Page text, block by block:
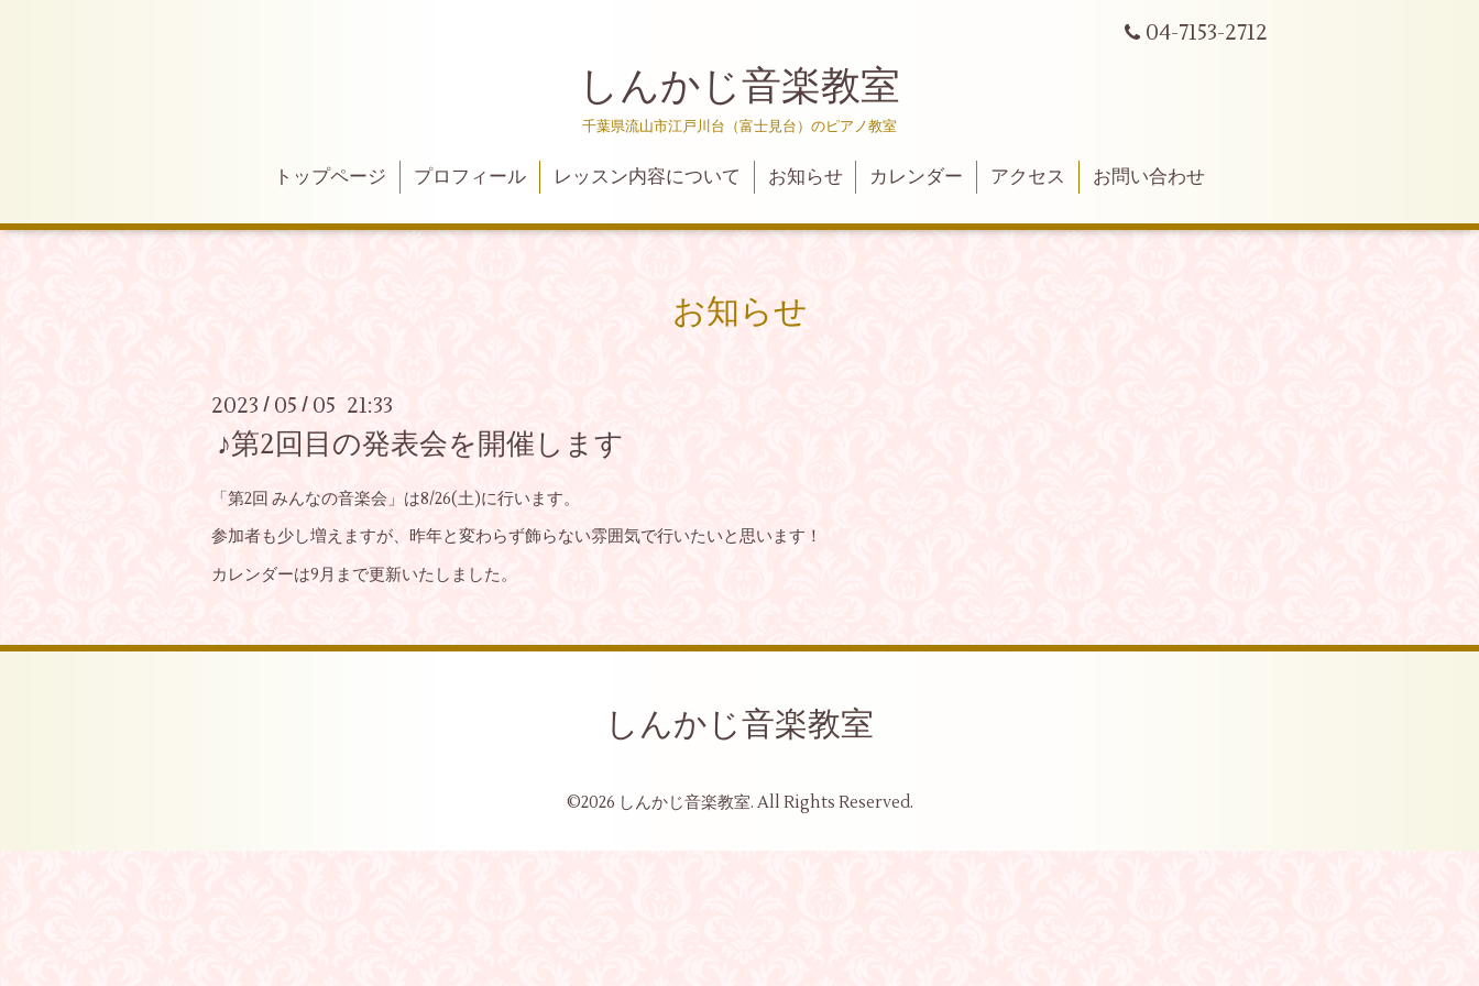
04-7153-2712
しんかじ音楽教室
千葉県流山市江戸川台（富士見台）のピアノ教室
トップページ プロフィール レッスン内容について お知らせ カレンダー アクセス お問い合わせ
お知らせ
2023 / 05 / 05 21:33
♪第2回目の発表会を開催します
「第2回 みんなの音楽会」は8/26(土)に行います。
参加者も少し増えますが、昨年と変わらず飾らない雰囲気で行いたいと思います！
カレンダーは9月まで更新いたしました。
しんかじ音楽教室
©2026 しんかじ音楽教室. All Rights Reserved.